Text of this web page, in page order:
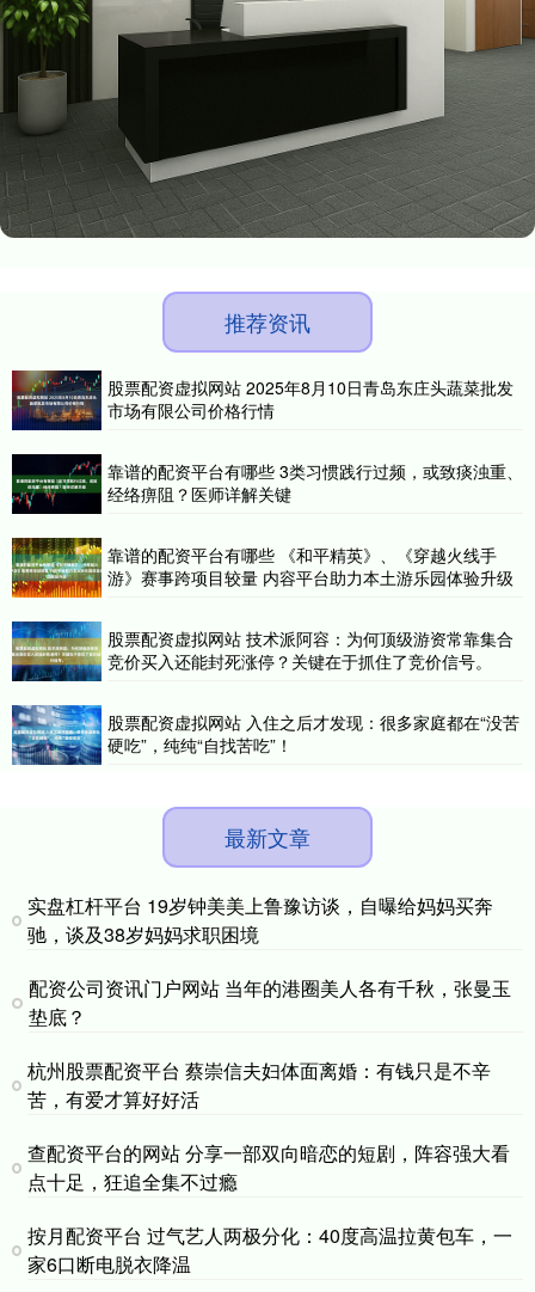
推荐资讯
股票配资虚拟网站 2025年8月10日青岛东庄头蔬菜批发
市场有限公司价格行情
靠谱的配资平台有哪些 3类习惯践行过频，或致痰浊重、
经络痹阻？医师详解关键
靠谱的配资平台有哪些 《和平精英》、《穿越火线手
游》赛事跨项目较量 内容平台助力本土游乐园体验升级
股票配资虚拟网站 技术派阿容：为何顶级游资常靠集合
竞价买入还能封死涨停？关键在于抓住了竞价信号。
股票配资虚拟网站 入住之后才发现：很多家庭都在“没苦
硬吃”，纯纯“自找苦吃”！
最新文章
实盘杠杆平台 19岁钟美美上鲁豫访谈，自曝给妈妈买奔
驰，谈及38岁妈妈求职困境
配资公司资讯门户网站 当年的港圈美人各有千秋，张曼玉
垫底？
杭州股票配资平台 蔡崇信夫妇体面离婚：有钱只是不辛
苦，有爱才算好好活
查配资平台的网站 分享一部双向暗恋的短剧，阵容强大看
点十足，狂追全集不过瘾
按月配资平台 过气艺人两极分化：40度高温拉黄包车，一
家6口断电脱衣降温